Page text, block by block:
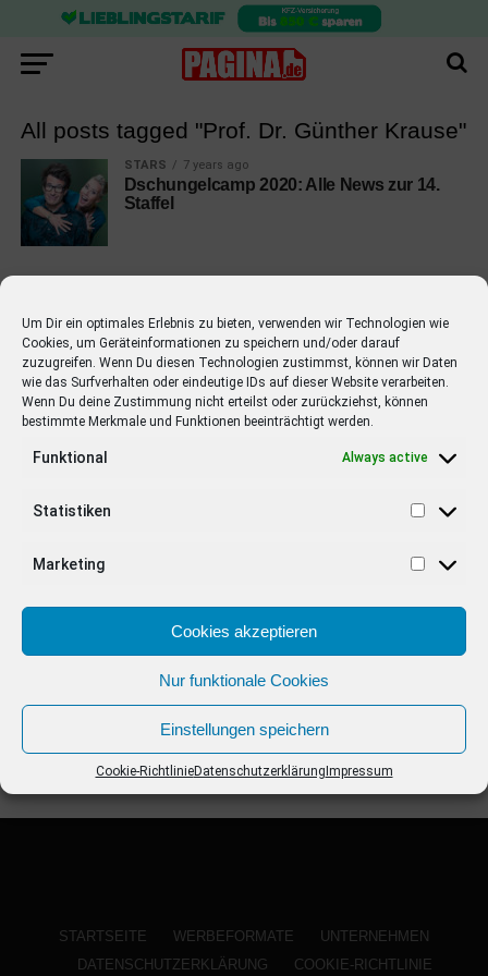
Um Dir ein optimales Erlebnis zu bieten, verwenden wir Technologien wie
Cookies, um Geräteinformationen zu speichern und/oder darauf
zuzugreifen. Wenn Du diesen Technologien zustimmst, können wir Daten
wie das Surfverhalten oder eindeutige IDs auf dieser Website verarbeiten.
Wenn Du deine Zustimmung nicht erteilst oder zurückziehst, können
bestimmte Merkmale und Funktionen beeinträchtigt werden.
Funktional Always active
Statistiken
Marketing
Cookies akzeptieren
Nur funktionale Cookies
Einstellungen speichern
Cookie-RichtlinieDatenschutzerklärung Impressum
All posts tagged "Prof. Dr. Günther Krause"
STARS 7 years ago
Dschungelcamp 2020: Alle News zur 14.
Staffel
EMPFOHLEN
STARS 4 years ago
Barbara Schöneberger Moderatorin
von “Verstehen Sie Spaß?”
STARTSEITE WERBEFORMATE
UNTERNEHMEN
DATENSCHUTZERKLÄRUNG
COOKIE-RICHTLINIE